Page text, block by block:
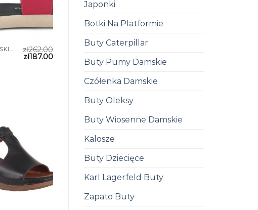
Japonki
Botki Na Platformie
Buty Caterpillar
Buty Pumy Damskie
Czółenka Damskie
Buty Oleksy
Buty Wiosenne Damskie
Kalosze
Buty Dziecięce
Karl Lagerfeld Buty
Zapato Buty
SANDAŁY DAMSKIE SKÓRZANE zł262.00
zł187.00